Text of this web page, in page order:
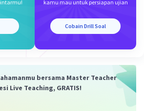
5⁄12
·0.0(0) Balas
2023 13:32
kamu mau untuk persiapan ujian
Cobain Drill Soal
bersama Master Teacher
Live Teaching, GRATIS!